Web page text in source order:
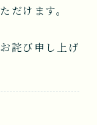
だけます。
詫び申し上げ